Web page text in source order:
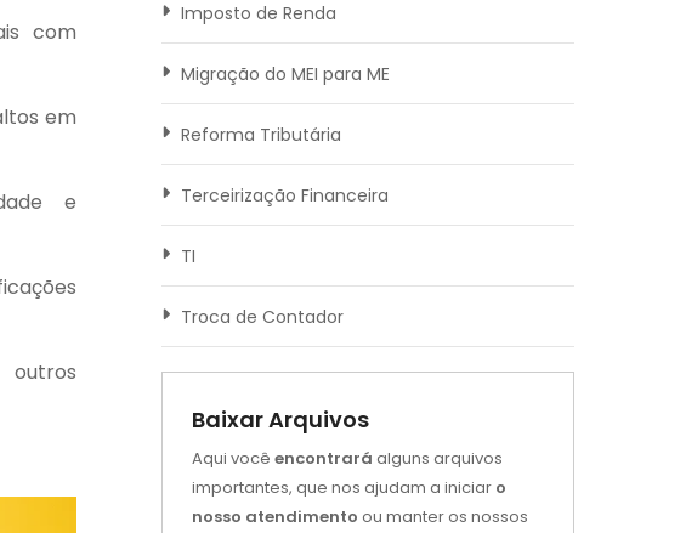
com
em
e
Imposto de Renda
Migração do MEI para ME
Reforma Tributária
Terceirização Financeira
TI
Troca de Contador
Baixar Arquivos
Aqui você encontrará alguns arquivos
importantes, que nos ajudam a iniciar o
nosso atendimento ou manter os nossos